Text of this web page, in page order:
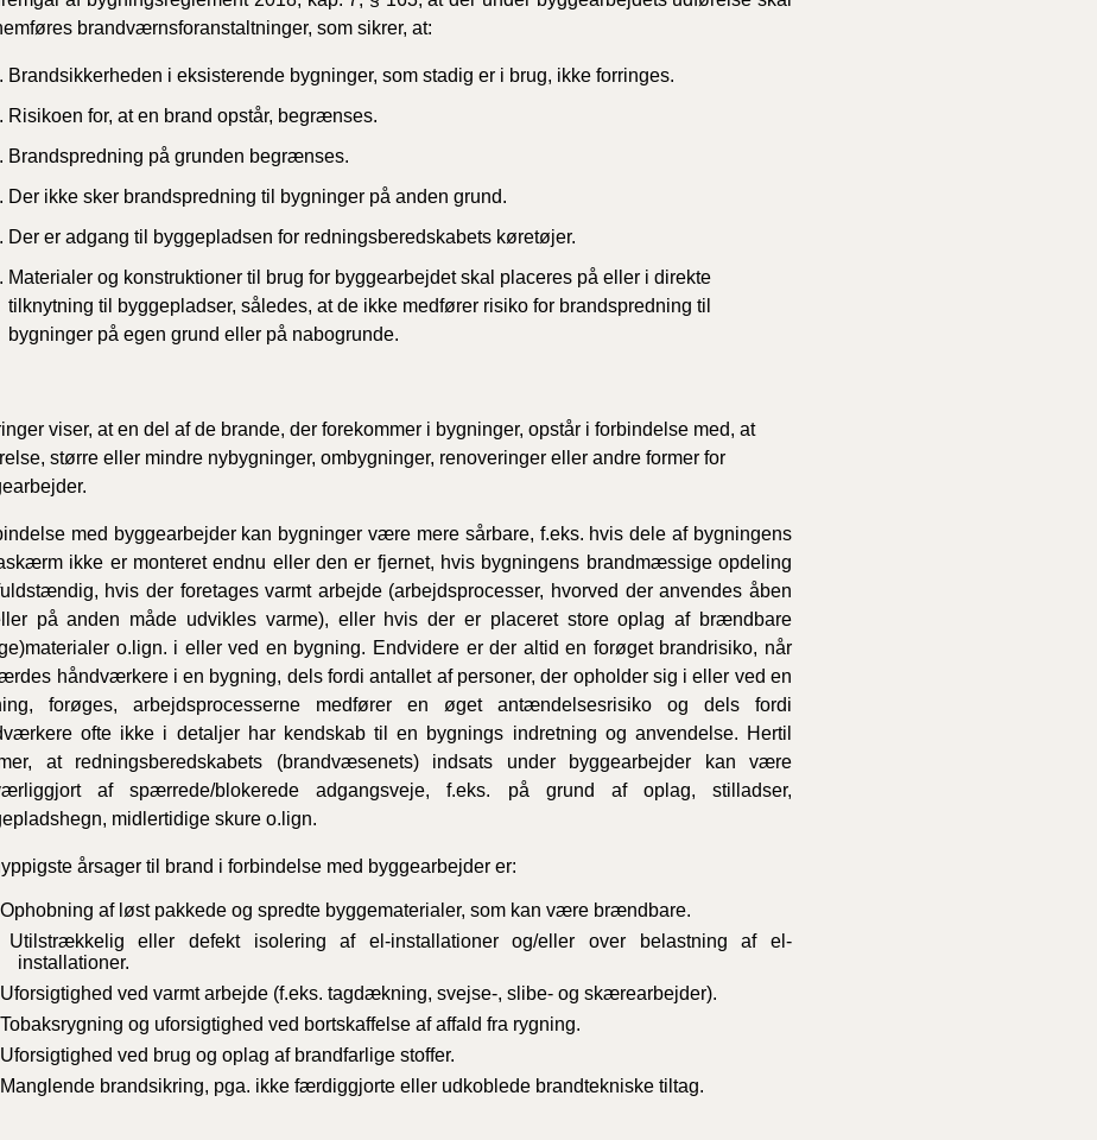
2019)
BR18 (1/1-30/6 2018)
2010)
brandværnsforanstaltninger, som sikrer, at:
Brandsikkerheden i eksisterende bygninger, som stadig er i brug, ikke forringes.
Risikoen for, at en brand opstår, begrænses.
Brandspredning på grunden begrænses.
Der ikke sker brandspredning til bygninger på anden grund.
Der er adgang til byggepladsen for redningsberedskabets køretøjer.
Materialer og konstruktioner til brug for byggearbejdet skal placeres på eller i direkte
tilknytning til byggepladser, således, at de ikke medfører risiko for brandspredning til
bygninger på egen grund eller på nabogrunde.
viser, at en del af de brande, der forekommer i bygninger, opstår i forbindelse med, at
større eller mindre nybygninger, ombygninger, renoveringer eller andre former for
med byggearbejder kan bygninger være mere sårbare, f.eks. hvis dele af bygningens
ikke er monteret endnu eller den er fjernet, hvis bygningens brandmæssige opdeling
hvis der foretages varmt arbejde (arbejdsprocesser, hvorved der anvendes åben
på anden måde udvikles varme), eller hvis der er placeret store oplag af brændbare
o.lign. i eller ved en bygning. Endvidere er der altid en forøget brandrisiko, når
håndværkere i en bygning, dels fordi antallet af personer, der opholder sig i eller ved en
forøges, arbejdsprocesserne medfører en øget antændelsesrisiko og dels fordi
ofte ikke i detaljer har kendskab til en bygnings indretning og anvendelse. Hertil
at redningsberedskabets (brandvæsenets) indsats under byggearbejder kan være
af spærrede/blokerede adgangsveje, f.eks. på grund af oplag, stilladser,
midlertidige skure o.lign.
årsager til brand i forbindelse med byggearbejder er:
af løst pakkede og spredte byggematerialer, som kan være brændbare.
eller defekt isolering af el-installationer og/eller over belastning af el-
installationer.
ved varmt arbejde (f.eks. tagdækning, svejse-, slibe- og skærearbejder).
og uforsigtighed ved bortskaffelse af affald fra rygning.
ved brug og oplag af brandfarlige stoffer.
brandsikring, pga. ikke færdiggjorte eller udkoblede brandtekniske tiltag.